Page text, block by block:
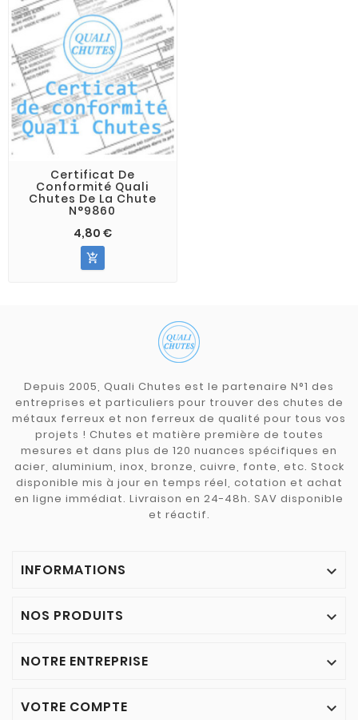
Certificat De
Conformité Quali
Chutes De La Chute
N°9860
4,80 €

Depuis 2005, Quali Chutes est le partenaire N°1 des
entreprises et particuliers pour trouver des chutes de
métaux ferreux et non ferreux de qualité pour tous vos
projets ! Chutes et matière première de toutes
mesures et dans plus de 120 nuances spécifiques en
acier, aluminium, inox, bronze, cuivre, fonte, etc. Stock
disponible mis à jour en temps réel, cotation et achat
en ligne immédiat. Livraison en 24-48h. SAV disponible
et réactif.
INFORMATIONS 
NOS PRODUITS 
NOTRE ENTREPRISE 
VOTRE COMPTE 